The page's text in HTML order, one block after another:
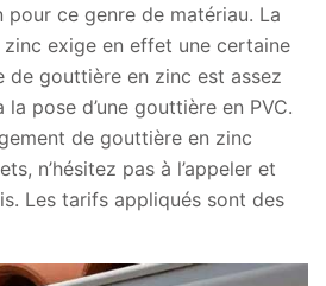
pour ce genre de matériau. La
exige en effet une certaine
de gouttière en zinc est assez
pose d’une gouttière en PVC.
de gouttière en zinc
n’hésitez pas à l’appeler et
Les tarifs appliqués sont des